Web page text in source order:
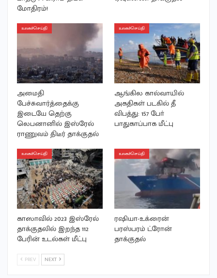
மோதிரம்!
உலகச்செய்தி
அமைதி
பேச்சுவார்த்தைக்கு
இடையே தெற்கு
லெபனானில் இஸ்ரேல்
ராணுவம் திடீர் தாக்குதல்
உலகச்செய்தி
ஆங்கில கால்வாயில்
அகதிகள் படகில் தீ
விபத்து: 157 போ்
பாதுகாப்பாக மீட்பு
உலகச்செய்தி
காஸாவில் 2023 இஸ்ரேல்
தாக்குதலில் இறந்த 112
பேரின் உடல்கள் மீட்பு
உலகச்செய்தி
ரஷியா-உக்ரைன்
பரஸ்பரம் ட்ரோன்
தாக்குதல்
PREV NEXT